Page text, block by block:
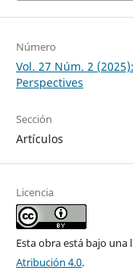
Número
Vol. 27 Núm. 2
Perspectives
Sección
Artículos
Licencia
Esta obra está bajo una
Atribución 4.0.